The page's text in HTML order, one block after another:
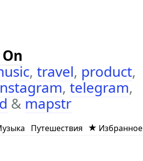
, travel, product,
,telegram,
&mapstr
Путешествия Избранное